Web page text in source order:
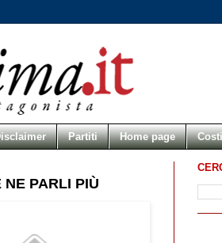
Partiti Home page
NE PARLI PIÙ